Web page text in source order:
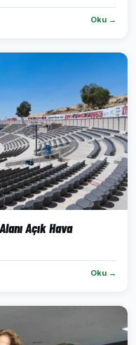
Oku →
Açık Hava
Oku →